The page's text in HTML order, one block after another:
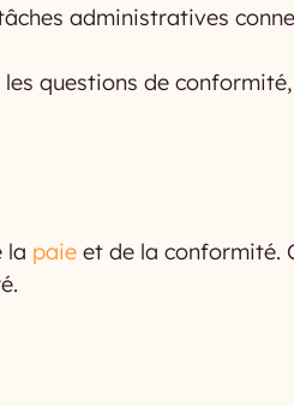
administratives
questions de
la paie et de la conformité.